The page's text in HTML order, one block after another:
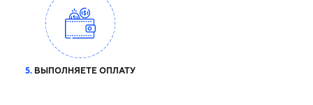
5. ВЫПОЛНЯЕТЕ ОПЛАТУ